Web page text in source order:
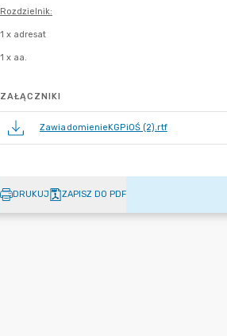
ZAŁĄCZNIKI
ZawiadomienieKGPiOŚ (2).rtf
DRUKUJ ZAPISZ DO PDF